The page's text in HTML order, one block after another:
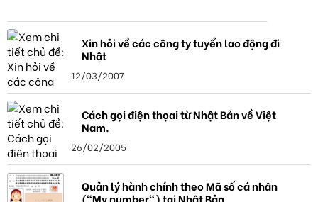
Xin hỏi về các công ty tuyển lao động đi
Nhật
12/03/2007
Cách gọi điện thọai từ Nhật Bản về Việt
Nam.
26/02/2005
Quản lý hành chính theo Mã số cá nhân
("My number") tại Nhật Bản